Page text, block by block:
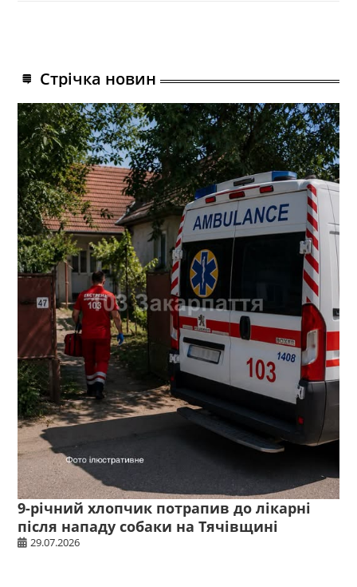
Стрічка новин
9-річний хлопчик потрапив до лікарні
після нападу собаки на Тячівщині
29.07.2026